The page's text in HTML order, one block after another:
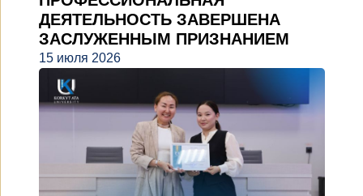
ДЕЯТЕЛЬНОСТЬ ЗАВЕРШЕНА
ЗАСЛУЖЕННЫМ ПРИЗНАНИЕМ
15 июля 2026